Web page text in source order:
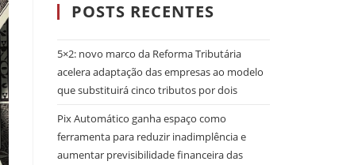
POSTS RECENTES
5×2: novo marco da Reforma Tributária
acelera adaptação das empresas ao modelo
que substituirá cinco tributos por dois
Pix Automático ganha espaço como
ferramenta para reduzir inadimplência e
aumentar previsibilidade financeira das